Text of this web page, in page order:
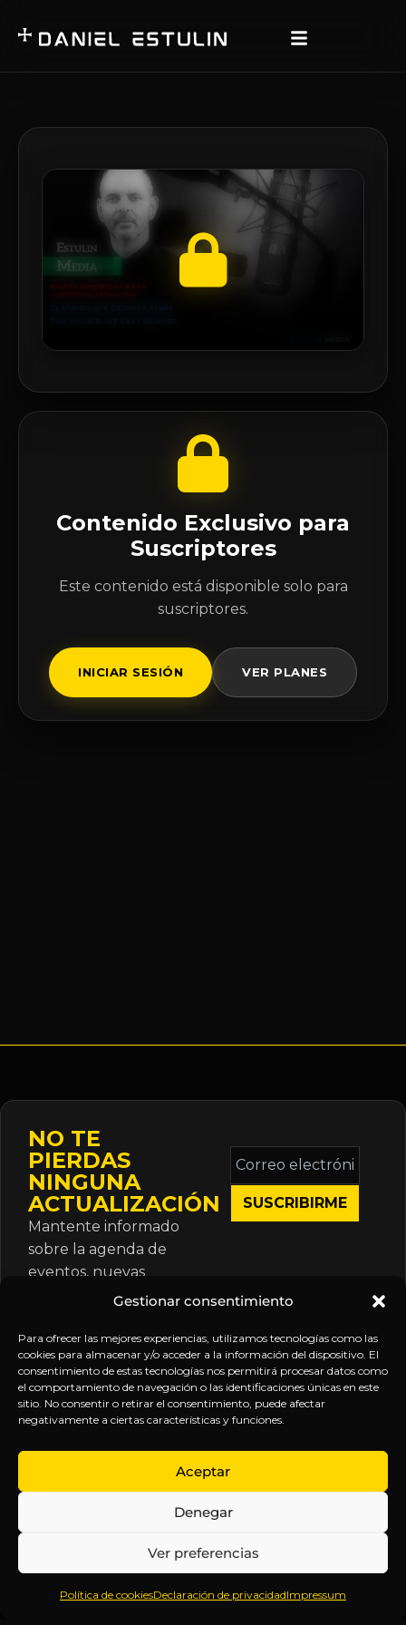
Gestionar consentimiento
Para ofrecer las mejores experiencias, utilizamos tecnologías como las
cookies para almacenar y/o acceder a la información del dispositivo. El
consentimiento de estas tecnologías nos permitirá procesar datos como
el comportamiento de navegación o las identificaciones únicas en este
sitio. No consentir o retirar el consentimiento, puede afectar
negativamente a ciertas características y funciones.
Aceptar
Denegar
Ver preferencias
Política de cookiesDeclaración de privacidadImpressum
Contenido Exclusivo para
Suscriptores
Este contenido está disponible solo para
suscriptores.
INICIAR SESIÓN VER PLANES
NO TE
PIERDAS
NINGUNA
ACTUALIZACIÓN
Mantente informado
sobre la agenda de
eventos, nuevas
publicaciones y
suscripción.
Correo
electrónico
*
Inteligencia
Anticipándonos
EXPLORA
Inicio
Sobre
Contenido
Webinars
LEGAL
Política
de
Términos y
Aviso
SÍGUENOS